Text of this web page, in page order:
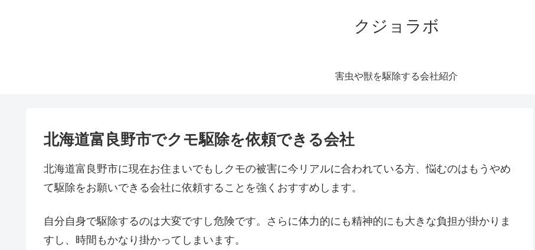
クジョラボ
害虫や獣を駆除する会社紹介
北海道富良野市でクモ駆除を依頼できる会社
北海道富良野市に現在お住まいでもしクモの被害に今リアルに合われている方、悩むのはもうやめ
て駆除をお願いできる会社に依頼することを強くおすすめします。
自分自身で駆除するのは大変ですし危険です。さらに体力的にも精神的にも大きな負担が掛かりま
すし、時間もかなり掛かってしまいます。